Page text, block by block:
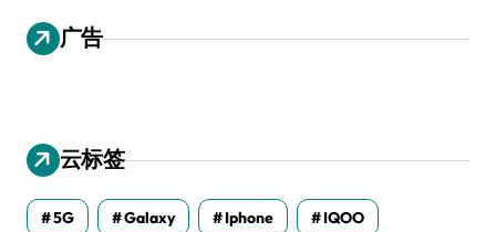
广告
云标签
5G Galaxy Iphone IQOO